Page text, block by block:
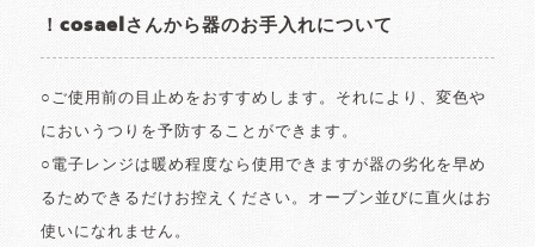
！cosaelさんから器のお手入れについて
○ご使用前の目止めをおすすめします。それにより、変色や
においうつりを予防することができます。
○電子レンジは暖め程度なら使用できますが器の劣化を早め
るためできるだけお控えください。オーブン並びに直火はお
使いになれません。